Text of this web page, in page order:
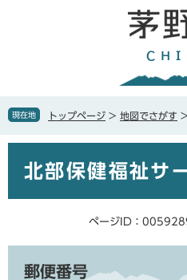
で
。
ば
て
現在地 トップページ > 地図でさがす >
北部保健福祉サ
ページID：
郵便番号